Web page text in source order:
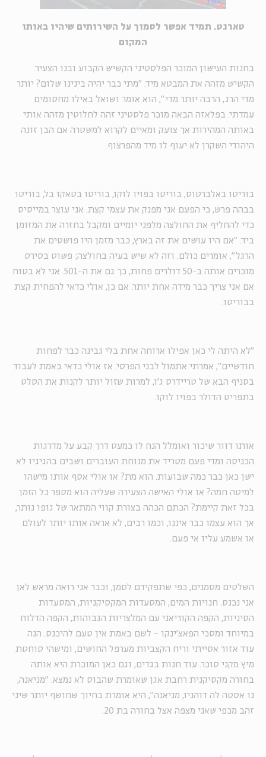
טארגט. תמיד אפשר לסמוך על השירותים שיהיו באותו
המקום
בחנות העישון המוכר הפלסטיני הקשיש הקבוע ובנו הצעיר.
הקשיש מזהה את המבטא מיד. "מתי כבר יהיה בינינו שלום? יותר
מדי הרג, הרבה יותר מדי", הוא אומר ושואל באילו מחסומים
עמדתי. בפלאזה הבאה מוכר פלסטיני זהה לחלוטין מזהה אותי
באותה המהירות אך צועק ומאיים לקרוא למשטרה אם הבן זונה
היהודי השקרן לא יעוף לו מיד מהפרצוף.
בוריטו באלברטוס, בוריטו בפויו לוקו, בוריטו בטאקו בל, בוריטו
בבהה פרש, כי הפעם אני מפנק את עצמי קצת. אני עוצר במייסיס
כדי להחליף את החולצה מלפני יומיים ומקבל בחזרה את המזומן
ביד. "אם היו עושים את זה בארץ, כבר מזמן היו פושטים את
הרגל", אומרים כולם. וזה לא שיש בעיה בחולצה; פשוט בסירס
מוכרים אותה ב-50 דולרים פחות, כך גם את ה-501. אני לא בטוח
אם אני צריך כבר מידה אחת יותר. אם כן, אולי כדאי להפחית קצת
בבוריטו.
"לא היתה לי כאן אפילו ארוחה אחת בלי גבינה כבר לפחות
חודשיים", אמרתי אתמול לבני הפרסי. אז אולי כדאי באמת לעבוד
בסניף הבא של טריידרס ג'ו, למרות שזול יותר לקנות את הסלט
בתפריט הדולר בפויו לוקו.
אותו דוור שיכור ואומלל הנח לו כמעט דרך קבע על מדרגות
הכניסה ומדי פעם מטריד את מנוחת העוברים ושבים בהגיגיו לא
ישן כאן כבר כמה שבועות. הוא מת? או אולי אסף אותו מישהו
למיטה חמה? או אולי האישה הצעירה שעליה הוא מספר כל הזמן
בכל זאת קיימת? הכתם הכהה בצורת קווי המתאר של גופו נותר,
אך הוא עצמו כבר איננו, וכמו רבים, לא אראה אותו יותר לעולם
או אשמע עליו אי פעם.
השלטים מסמנים, כפי שתפקידם לסמן, וכבר אני רואה מראש לאן
אני נכנס. חנויות המים, המסעדות המקסיקניות, המסעדות
הסיניות, הקפה הקוריאני עם המלצריות הגבוהות, הקפה הדלוח
במיוחד ומסכי הפאצ'ינקו - לשם באמת אין טעם להיכנס. הנה
עוד אזור אסייתי וריח הקצביות מערפל החושים, ומישהי סוחטת
מיץ מקני סוכר. עוד חנות בגדים, וגם כאן המוכרת היא אותה
בחורה מקסיקנית רחבת אגן שאומרת שהבוס לא נמצא. "מניאנה,
נו אסטה לה דוהניו, מניאנה", היא אומרת בחיוך שחושף יותר שיני
זהב מכפי שאני מצפה אצל בחורה בת 20.